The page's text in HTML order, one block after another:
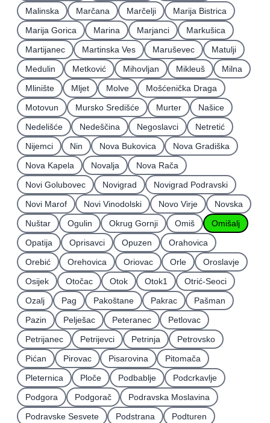
Malinska
Marčana Marčelji
Marija Bistrica
Marija Gorica
Marina Marjanci
Markušica
Martijanec
Martinska Ves Maruševec
Matulji
Medulin
Metković Mihovljan Mikleuš
Milna
Mlinište
Mljet Molve
Mošćenička Draga
Motovun
Mursko Središće Murter
Našice
Nedelišće
Nedeščina Negoslavci
Netretić
Nijemci
Nin Nova Bukovica
Nova Gradiška
Nova Kapela
Novalja
Nova Rača
Novi Golubovec
Novigrad
Novigrad Podravski
Novi Marof
Novi Vinodolski Novo Virje
Novska
Nuštar
Ogulin Okrug Gornji Omiš
Omišalj
Opatija
Oprisavci Opuzen
Orahovica
Orebić
Orehovica Oriovac Orle
Oroslavje
Osijek
Otočac Otok Otok1
Otrić-Seoci
Ozalj
Pag Pakoštane Pakrac
Pašman
Pazin
Pelješac Peteranec
Petlovac
Petrijanec
Petrijevci Petrinja
Petrovsko
Pićan
Pirovac Pisarovina
Pitomača
Pleternica
Ploče Podbablje
Podcrkavlje
Podgora
Podgorač
Podravska Moslavina
Podravske Sesvete
Podstrana
Podturen